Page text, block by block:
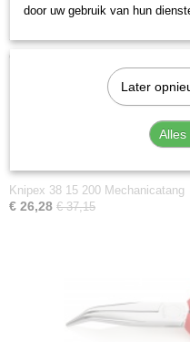
Datasheet specificaties
Ook interessant
Knipex 38 15 200 Mechanicatang
€ 26,28 € 37,15
door uw gebruik van hun
Later
Alles